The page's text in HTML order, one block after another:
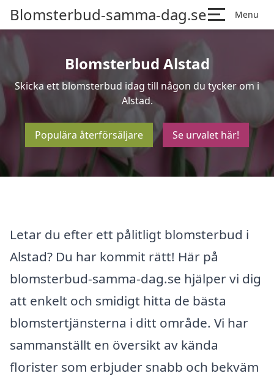
Blomsterbud-samma-dag.se Menu
Blomsterbud Alstad
Skicka ett blomsterbud idag till någon du tycker om i
Alstad.
Populära återförsäljare Se urvalet här!
Letar du efter ett pålitligt blomsterbud i
Alstad? Du har kommit rätt! Här på
blomsterbud-samma-dag.se hjälper vi dig
att enkelt och smidigt hitta de bästa
blomstertjänsterna i ditt område. Vi har
sammanställt en översikt av kända
florister som erbjuder snabb och bekväm